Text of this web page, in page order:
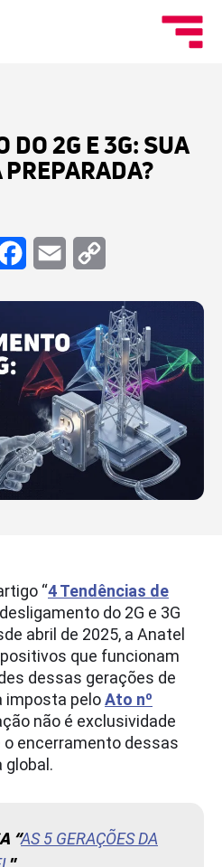
DO 2G E 3G: SUA
PREPARADA?
“4 Tendências de
desligamento do 2G e 3G
abril de 2025, a Anatel
que funcionam
dessas gerações de
imposta peloAto nº
não é exclusividade
o encerramento dessas
global.
“AS 5 GERAÇÕES DA